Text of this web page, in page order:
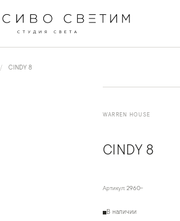
CINDY 8
1/5
WARREN HOUSE
CINDY 8
Артикул: 2960-
В наличии